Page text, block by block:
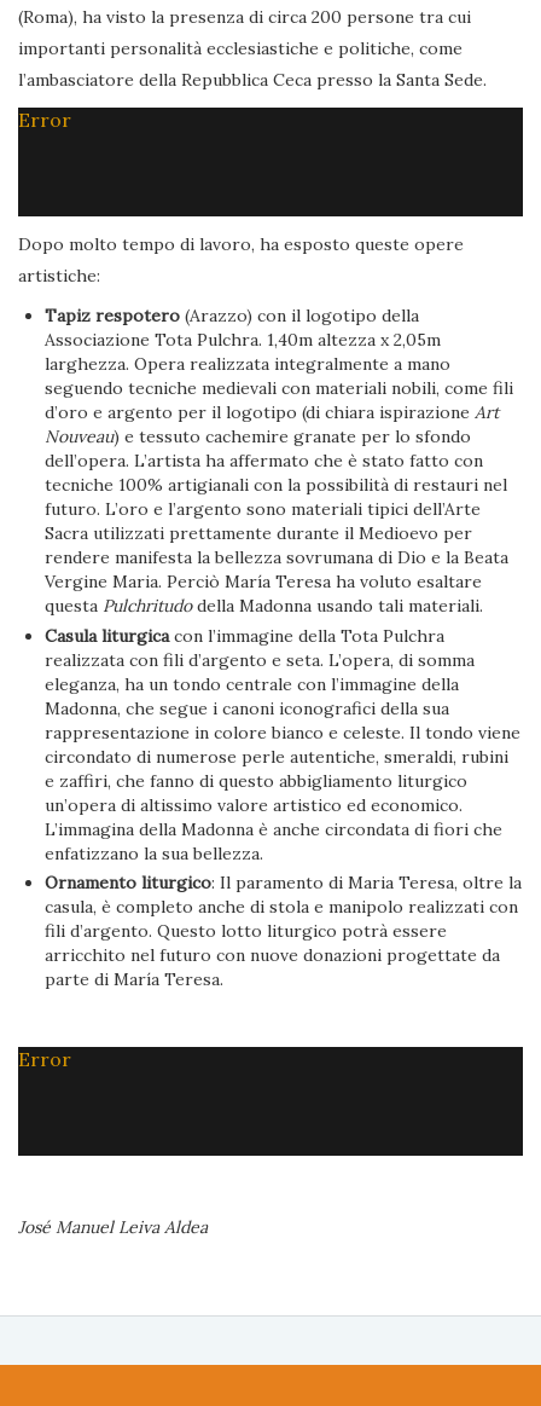
(Roma), ha visto la presenza di circa 200 persone tra cui
importanti personalità ecclesiastiche e politiche, come
l’ambasciatore della Repubblica Ceca presso la Santa Sede.
Error
Dopo molto tempo di lavoro, ha esposto queste opere
artistiche:
Tapiz respotero (Arazzo) con il logotipo della
Associazione Tota Pulchra. 1,40m altezza x 2,05m
larghezza. Opera realizzata integralmente a mano
seguendo tecniche medievali con materiali nobili, come fili
d’oro e argento per il logotipo (di chiara ispirazioneArt
Nouveau) e tessuto cachemire granate per lo sfondo
dell’opera. L’artista ha affermato che è stato fatto con
tecniche 100% artigianali con la possibilità di restauri nel
futuro. L’oro e l’argento sono materiali tipici dell’Arte
Sacra utilizzati prettamente durante il Medioevo per
rendere manifesta la bellezza sovrumana di Dio e la Beata
Vergine Maria. Perciò María Teresa ha voluto esaltare
questa Pulchritudodella Madonna usando tali materiali.
Casula liturgicacon l’immagine della Tota Pulchra
realizzata con fili d’argento e seta. L’opera, di somma
eleganza, ha un tondo centrale con l’immagine della
Madonna, che segue i canoni iconografici della sua
rappresentazione in colore bianco e celeste. Il tondo viene
circondato di numerose perle autentiche, smeraldi, rubini
e zaffiri, che fanno di questo abbigliamento liturgico
un’opera di altissimo valore artistico ed economico.
L’immagina della Madonna è anche circondata di fiori che
enfatizzano la sua bellezza.
Ornamento liturgico: Il paramento di Maria Teresa, oltre la
casula, è completo anche di stola e manipolo realizzati con
fili d’argento. Questo lotto liturgico potrà essere
arricchito nel futuro con nuove donazioni progettate da
parte di María Teresa.
Error
José Manuel Leiva Aldea